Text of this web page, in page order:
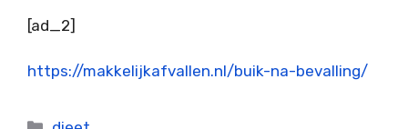
[ad_2]
https://makkelijkafvallen.nl/buik-na-bevalling/
Categorieën